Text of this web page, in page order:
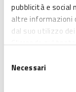
pubblicità e social
altre informazioni
dal suo utilizzo
necessari.
delNecessari
collezioni
Orari:
Domenica dalle